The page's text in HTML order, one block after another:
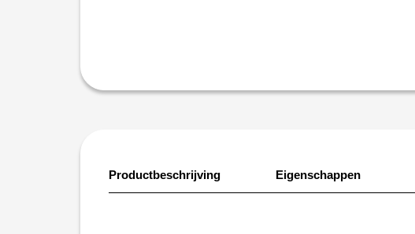
Productbeschrijving Eigenschappen